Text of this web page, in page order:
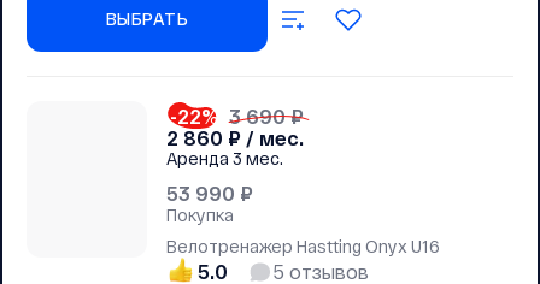
ВЫБРАТЬ
-22% 3 690 ₽
2 860 ₽ / мес.
Аренда 3 мес.
53 990 ₽
Покупка
Велотренажер Hastting Onyx U16
5.0 5 отзывов